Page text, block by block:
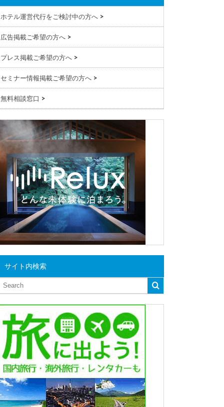
ホテル運営代行をご検討中の方へ >
広告掲載ご希望の方へ >
プレス掲載ご希望の方へ >
セミナー情報掲載ご希望の方へ >
無料相談窓口 >
サイト内検索